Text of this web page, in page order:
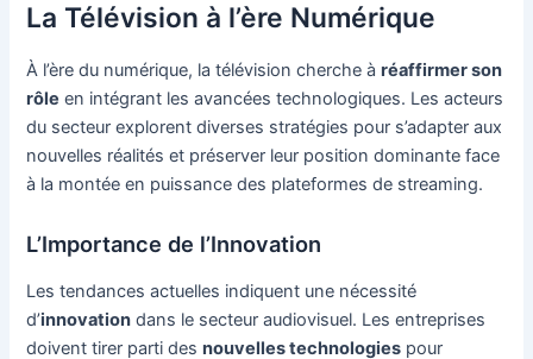
La Télévision à l’ère Numérique
À l’ère du numérique, la télévision cherche àréaffirmer son
rôle en intégrant les avancées technologiques. Les acteurs
du secteur explorent diverses stratégies pour s’adapter aux
nouvelles réalités et préserver leur position dominante face
à la montée en puissance des plateformes de streaming.
L’Importance de l’Innovation
Les tendances actuelles indiquent une nécessité
d’innovation dans le secteur audiovisuel. Les entreprises
doivent tirer parti desnouvelles technologies pour